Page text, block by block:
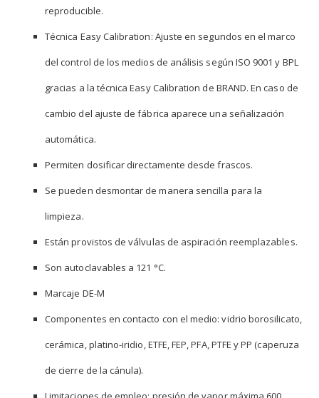
reproducible.
Técnica Easy Calibration: Ajuste en segundos en el marco
del control de los medios de análisis según ISO 9001 y BPL
gracias a la técnica Easy Calibration de BRAND. En caso de
cambio del ajuste de fábrica aparece una señalización
automática.
Permiten dosificar directamente desde frascos.
Se pueden desmontar de manera sencilla para la
limpieza.
Están provistos de válvulas de aspiración reemplazables.
Son autoclavables a 121 °C.
Marcaje DE-M
Componentes en contacto con el medio: vidrio borosilicato,
cerámica, platino-iridio, ETFE, FEP, PFA, PTFE y PP (caperuza
de cierre de la cánula).